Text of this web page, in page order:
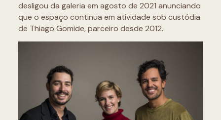
desligou da galeria em agosto de 2021 anunciando
que o espaço continua em atividade sob custódia
de Thiago Gomide, parceiro desde 2012.